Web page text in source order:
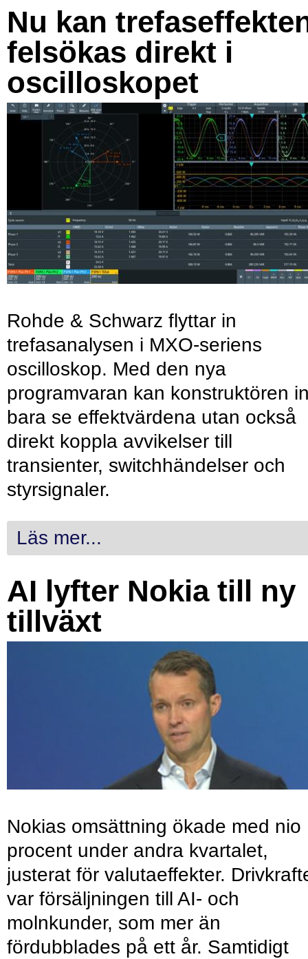
Nu kan
felsökas direkt i
oscilloskopet
Rohde & Schwarz flyttar in
trefasanalysen i MXO-seriens
oscilloskop. Med den nya
programvaran kan konstruktören
bara se effektvärdena utan också
direkt koppla avvikelser till
transienter, switchhändelser och
styrsignaler.
Läs mer...
AI lyfter Nokia till ny
tillväxt
Nokias omsättning ökade med nio
procent under andra kvartalet,
justerat för valutaeffekter.
var försäljningen till AI- och
molnkunder, som mer än
fördubblades på ett år. Samtidigt